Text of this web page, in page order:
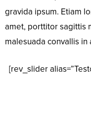
gravida ipsum. Etiam
amet, porttitor sagittis
malesuada convallis in
[rev_slider